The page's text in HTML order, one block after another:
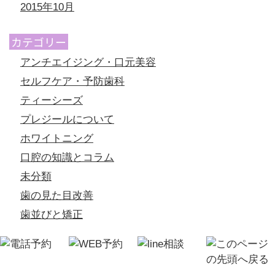
2015年10月
カテゴリー
アンチエイジング・口元美容
セルフケア・予防歯科
ティーシーズ
プレジールについて
ホワイトニング
口腔の知識とコラム
未分類
歯の見た目改善
歯並びと矯正
初診「個別」相談へのご案内